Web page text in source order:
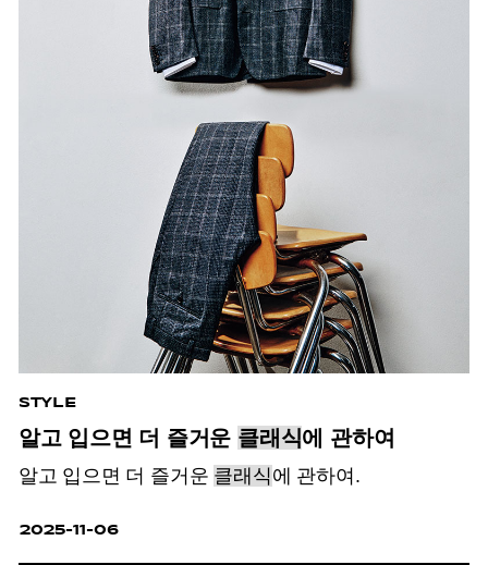
STYLE
알고 입으면 더 즐거운 클래식에 관하여
알고 입으면 더 즐거운 클래식에 관하여.
2025-11-06